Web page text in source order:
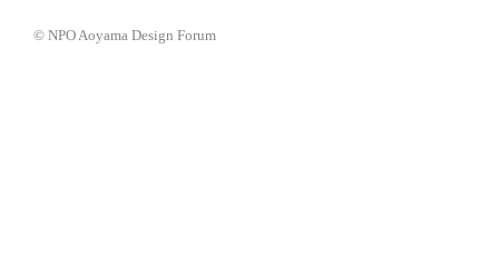
© NPO Aoyama Design Forum